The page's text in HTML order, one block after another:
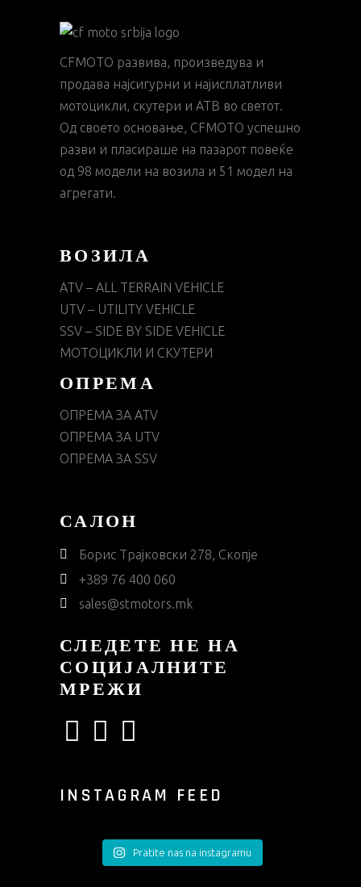
CFMOTO развива, произведува и
продава најсигурни и најисплатливи
мотоцикли, скутери и АТВ во светот.
Од своето основање, CFMOTO успешно
разви и пласираше на пазарот повеќе
од 98 модели на возила и 51 модел на
агрегати.
ВОЗИЛА
ATV – ALL TERRAIN VEHICLE
UTV – UTILITY VEHICLE
SSV – SIDE BY SIDE VEHICLE
МОТОЦИКЛИ И СКУТЕРИ
ОПРЕМА
ОПРЕМА ЗА ATV
ОПРЕМА ЗА UTV
ОПРЕМА ЗА SSV
САЛОН
Борис Трајковски 278, Скопје
+389 76 400 060
sales@stmotors.mk
СЛЕДЕТЕ НЕ НА
СОЦИЈАЛНИТЕ
МРЕЖИ
INSTAGRAM FEED
Pratite nas na instagramu